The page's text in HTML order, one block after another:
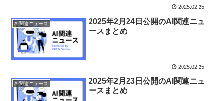
2025.02.25
AI関連ニュース
2025年2月24日公開のAI関連ニュ
ースまとめ
2025.02.25
AI関連ニュース
2025年2月23日公開のAI関連ニュ
ースまとめ